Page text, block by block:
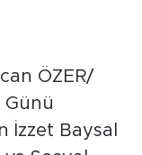
ÖZER/
Günü
İzzet Baysal